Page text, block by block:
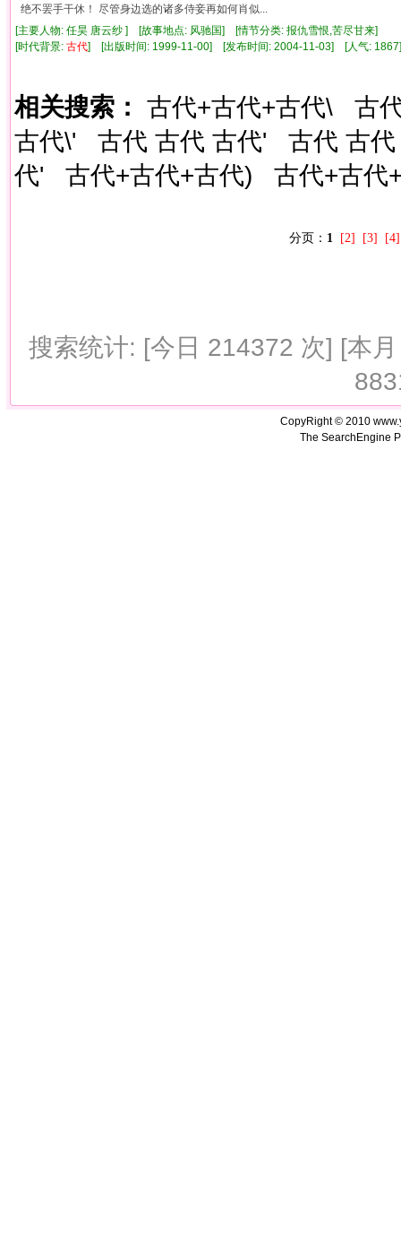
绝不罢手干休！ 尽管身边选的诸多侍妾再如何肖似...
[主要人物: 任昊 唐云纱 ] [故事地点: 风驰国] [情节分类: 报仇雪恨,苦尽甘来]
[时代背景: 古代] [出版时间: 1999-11-00] [发布时间: 2004-11-03] [人气:
相关搜索： 古代+古代+古代\
古
古代\'
古代 古代 古代'
古代 古
代'
古代+古代+古代) 古代+古代
分页： 1 [2] [3] [4]
搜索统计: [今日 214372 次] [本
CopyRight © 2010
The SearchEngine